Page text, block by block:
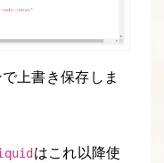
上書き保存しま
はこれ以降使